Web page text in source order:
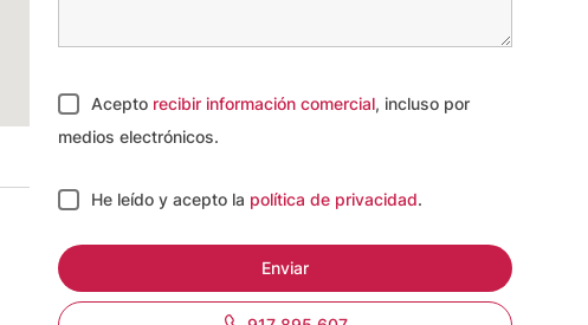
Acepto recibir información comercial, incluso por
medios electrónicos.
He leído y acepto la política de privacidad.